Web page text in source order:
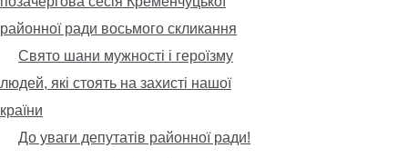
районної ради восьмого скликання
Свято шани мужності і героїзму
людей, які стоять на захисті нашої
країни
До уваги депутатів районної ради!